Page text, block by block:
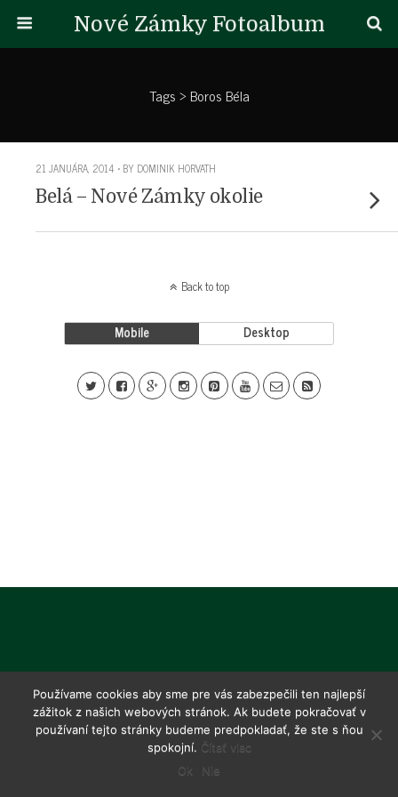
Nové Zámky Fotoalbum
Tags › Boros Béla
21 JANUÁRA, 2014 • BY DOMINIK HORVATH
Belá – Nové Zámky okolie
Back to top
Mobile Desktop
Používame cookies aby sme pre vás zabezpečili ten najlepší
zážitok z našich webových stránok. Ak budete pokračovať v
používaní tejto stránky budeme predpokladať, že ste s ňou
spokojní. Čítať viac
Ok
Nie